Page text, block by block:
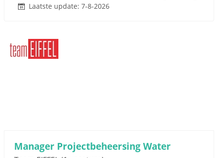
Laatste update: 7-8-2026
Manager Projectbeheersing Water